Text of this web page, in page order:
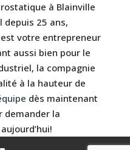
à Blainville
depuis 25 ans,
votre entrepreneur
aussi bien pour le
la compagnie
à la hauteur de
dès maintenant
demander la